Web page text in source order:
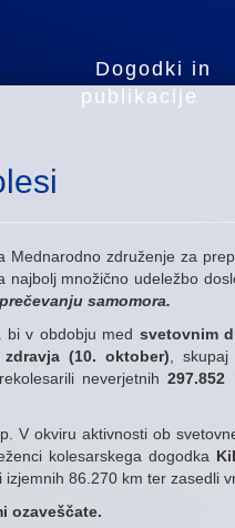
Dogodki in
publikacije
Mednarodno združenje za
najbolj množično udeležbo
samomora.
bi v obdobju med svetovnim
(10. oktober) ,
neverjetnih297.852
V okviru aktivnosti ob
kolesarskega dogodka
86.270 km ter zasedli
ozaveščate.